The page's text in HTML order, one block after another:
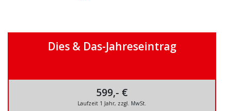
Dies & Das-Jahreseintrag
599,- €
Laufzeit 1 Jahr, zzgl. MwSt.